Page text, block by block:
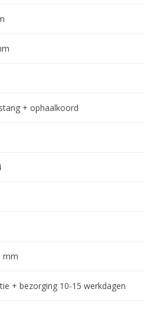
+ ophaalkoord
mm
+ bezorging 10-15 werkdagen